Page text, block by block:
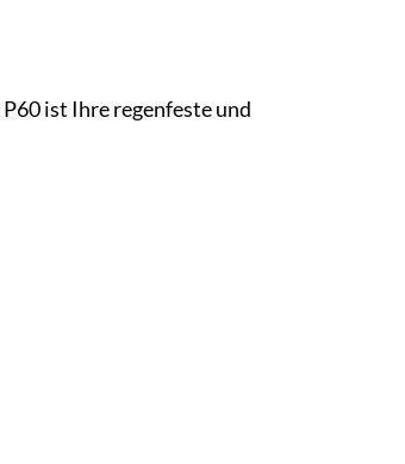
ist Ihre regenfeste und